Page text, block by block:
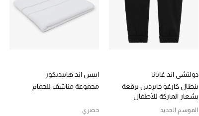
دولتشي اند غابانا
بنطال كارغو جابردين برقعة
بشعار الماركة للأطفال
الموسم الجديد
ابيس اند هابيديكور
مجموعة مناشف للحمام
حصري